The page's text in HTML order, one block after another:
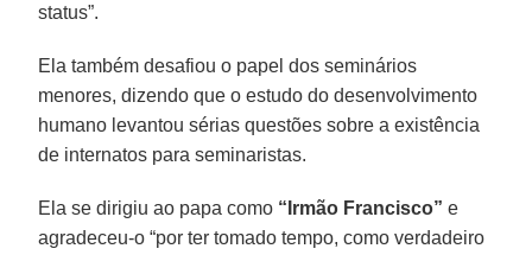
status”.
Ela também desafiou o papel dos seminários
menores, dizendo que o estudo do desenvolvimento
humano levantou sérias questões sobre a existência
de internatos para seminaristas.
Ela se dirigiu ao papa como “Irmão Francisco” e
agradeceu-o “por ter tomado tempo, como verdadeiro